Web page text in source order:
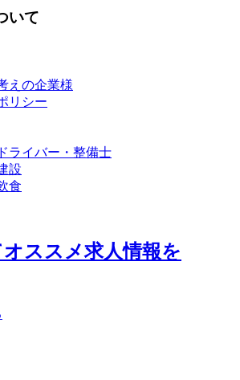
いて
えの企業様
リシー
ライバー・整備士
設
食
ススメ求人情報を